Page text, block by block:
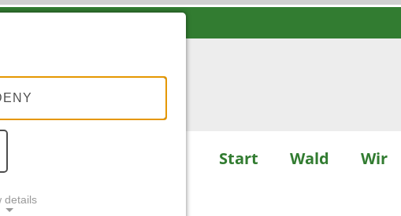
Start Wald Wir
details